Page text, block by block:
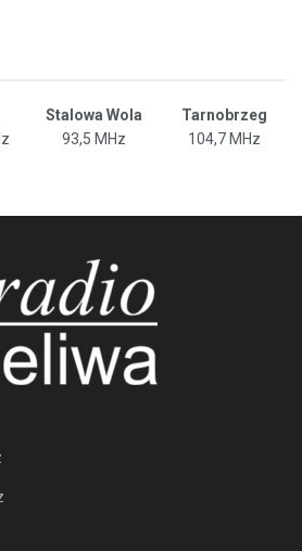
Stalowa Wola
Tarnobrzeg
93,5 MHz 104,7 MHz